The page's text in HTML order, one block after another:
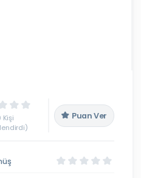
Kişi
Puan Ver